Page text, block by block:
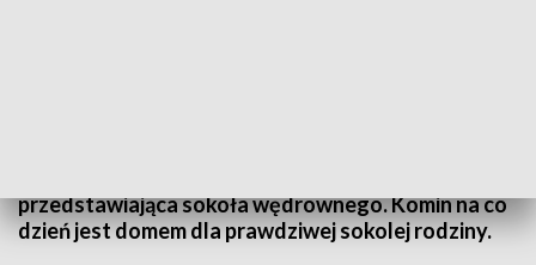
przedstawiająca sokoła wędrownego. Komin na co
dzień jest domem dla prawdziwej sokolej rodziny.